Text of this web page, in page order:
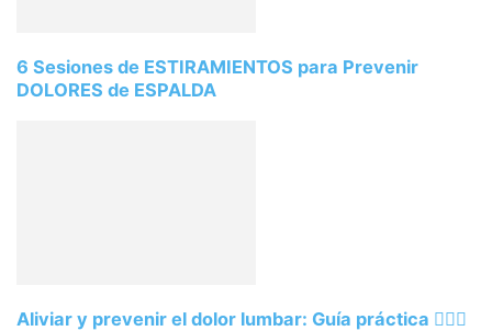
6 Sesiones de ESTIRAMIENTOS para Prevenir
DOLORES de ESPALDA
Aliviar y prevenir el dolor lumbar: Guía práctica 🏋️‍♀️💪